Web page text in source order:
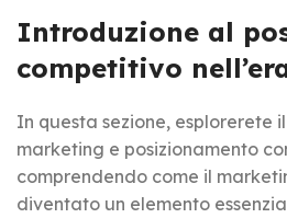
Introduzione al
competitivo
In questa sezione, esplorerete
marketing e posizionamento
comprendendo come il
diventato un elemento